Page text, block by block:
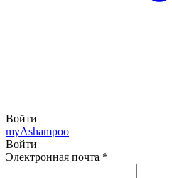
Войти
myAshampoo
Войти
Электронная почта *